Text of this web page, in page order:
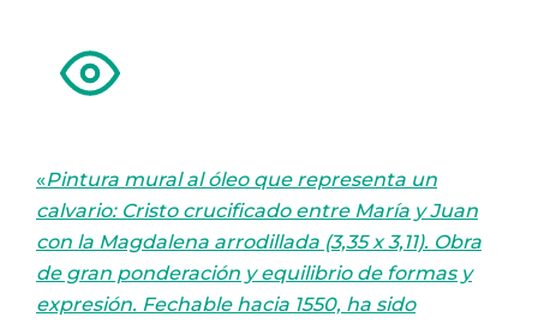
«Pintura mural al óleo que representa un
calvario: Cristo crucificado entre María y Juan
con la Magdalena arrodillada (3,35 x 3,11). Obra
de gran ponderación y equilibrio de formas y
expresión. Fechable hacia 1550, ha sido